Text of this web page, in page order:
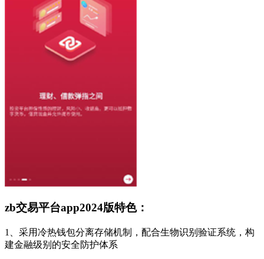
zb交易平台app2024版特色：
1、采用冷热钱包分离存储机制，配合生物识别验证系统，构
建金融级别的安全防护体系